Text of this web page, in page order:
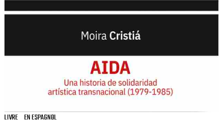
LIVRE EN ESPAGNOL